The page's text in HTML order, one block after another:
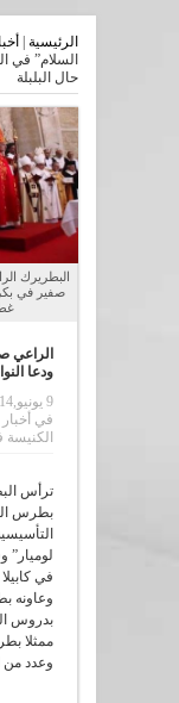
الرئيسية
السلام” في
حال البلبلة
البطريرك
صفير في
الراعي
ودعا
9 يونيو,2014
في
الكنيسة
ترأس
بطرس
لوميار”
في
وعاونه
بدروس
ممثلا
وعدد من